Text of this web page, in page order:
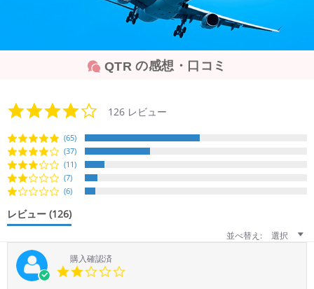
QTR の感想・口コミ
4.2
star
126 レビュー
(65)
(37)
(11)
(7)
(6)
レビュー (126)
並べ替え:
選択
購入確認済